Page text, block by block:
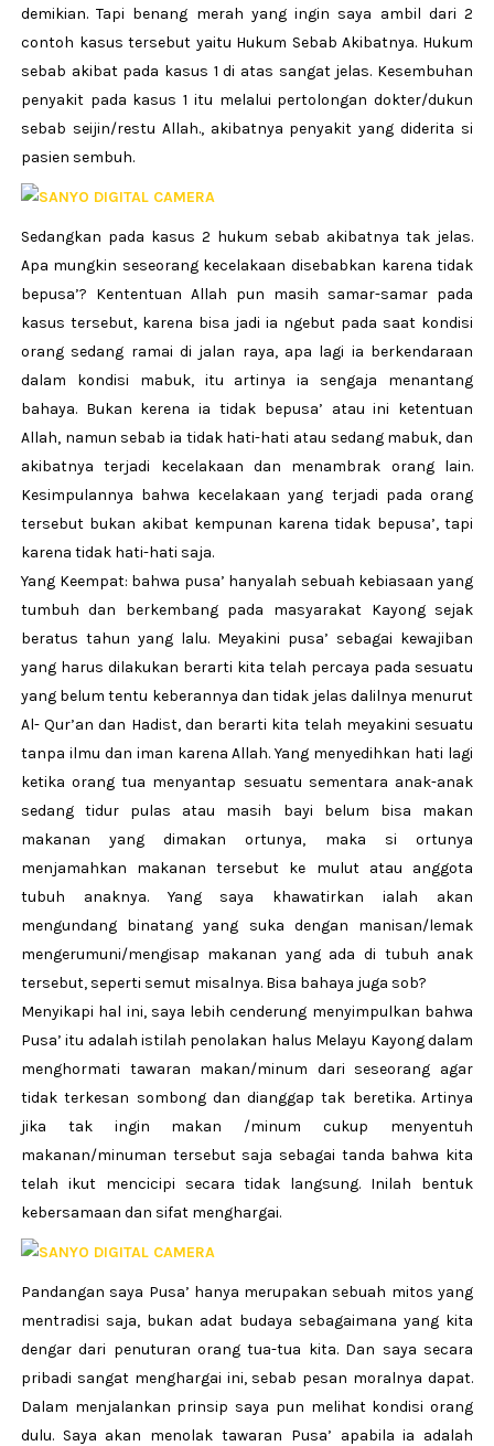
demikian. Tapi benang merah yang ingin saya ambil dari 2
contoh kasus tersebut yaitu Hukum Sebab Akibatnya. Hukum
sebab akibat pada kasus 1 di atas sangat jelas. Kesembuhan
penyakit pada kasus 1 itu melalui pertolongan dokter/dukun
sebab seijin/restu Allah., akibatnya penyakit yang diderita si
pasien sembuh.
Sedangkan pada kasus 2 hukum sebab akibatnya tak jelas.
Apa mungkin seseorang kecelakaan disebabkan karena tidak
bepusa’? Kententuan Allah pun masih samar-samar pada
kasus tersebut, karena bisa jadi ia ngebut pada saat kondisi
orang sedang ramai di jalan raya, apa lagi ia berkendaraan
dalam kondisi mabuk, itu artinya ia sengaja menantang
bahaya. Bukan kerena ia tidak bepusa’ atau ini ketentuan
Allah, namun sebab ia tidak hati-hati atau sedang mabuk, dan
akibatnya terjadi kecelakaan dan menambrak orang lain.
Kesimpulannya bahwa kecelakaan yang terjadi pada orang
tersebut bukan akibat kempunan karena tidak bepusa’, tapi
karena tidak hati-hati saja.
Yang Keempat: bahwa pusa’ hanyalah sebuah kebiasaan yang
tumbuh dan berkembang pada masyarakat Kayong sejak
beratus tahun yang lalu. Meyakini pusa’ sebagai kewajiban
yang harus dilakukan berarti kita telah percaya pada sesuatu
yang belum tentu keberannya dan tidak jelas dalilnya menurut
Al- Qur’an dan Hadist, dan berarti kita telah meyakini sesuatu
tanpa ilmu dan iman karena Allah. Yang menyedihkan hati lagi
ketika orang tua menyantap sesuatu sementara anak-anak
sedang tidur pulas atau masih bayi belum bisa makan
makanan yang dimakan ortunya, maka si ortunya
menjamahkan makanan tersebut ke mulut atau anggota
tubuh anaknya. Yang saya khawatirkan ialah akan
mengundang binatang yang suka dengan manisan/lemak
mengerumuni/mengisap makanan yang ada di tubuh anak
tersebut, seperti semut misalnya. Bisa bahaya juga sob?
Menyikapi hal ini, saya lebih cenderung menyimpulkan bahwa
Pusa’ itu adalah istilah penolakan halus Melayu Kayong dalam
menghormati tawaran makan/minum dari seseorang agar
tidak terkesan sombong dan dianggap tak beretika. Artinya
jika tak ingin makan /minum cukup menyentuh
makanan/minuman tersebut saja sebagai tanda bahwa kita
telah ikut mencicipi secara tidak langsung. Inilah bentuk
kebersamaan dan sifat menghargai.
Pandangan saya Pusa’ hanya merupakan sebuah mitos yang
mentradisi saja, bukan adat budaya sebagaimana yang kita
dengar dari penuturan orang tua-tua kita. Dan saya secara
pribadi sangat menghargai ini, sebab pesan moralnya dapat.
Dalam menjalankan prinsip saya pun melihat kondisi orang
dulu. Saya akan menolak tawaran Pusa’ apabila ia adalah